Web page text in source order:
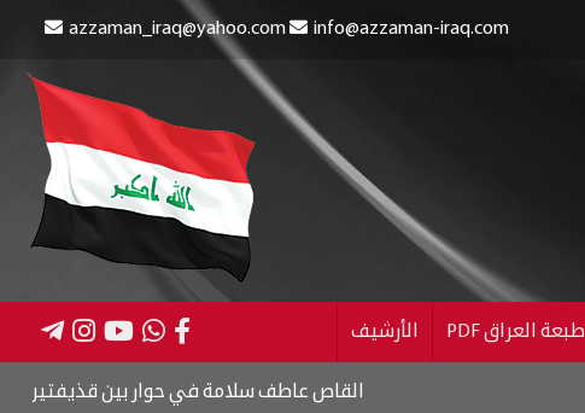
azzaman_iraq@yahoo.com info@azzaman-iraq.com
طبعة العراق PDF الأرشيف
القاص عاطف سلامة في حوار بين قذيفتين | كتاب